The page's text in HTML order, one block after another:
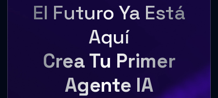
El Futuro Ya Está
Aquí
Crea Tu Primer
Agente IA